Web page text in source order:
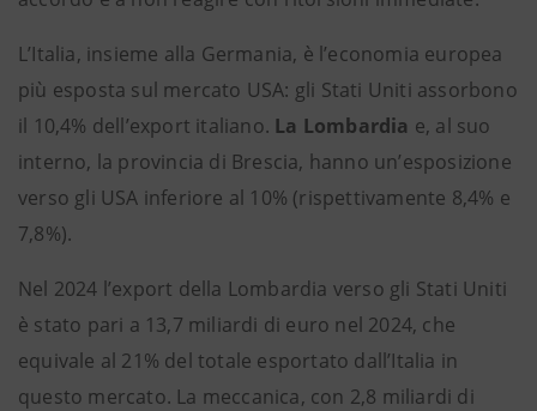
L’Italia, insieme alla Germania, è l’economia europea
più esposta sul mercato USA: gli Stati Uniti assorbono
il 10,4% dell’export italiano. La Lombardia e, al suo
interno, la provincia di Brescia, hanno un’esposizione
verso gli USA inferiore al 10% (rispettivamente 8,4% e
7,8%).
Nel 2024 l’export della Lombardia verso gli Stati Uniti
è stato pari a 13,7 miliardi di euro nel 2024, che
equivale al 21% del totale esportato dall’Italia in
questo mercato. La meccanica, con 2,8 miliardi di